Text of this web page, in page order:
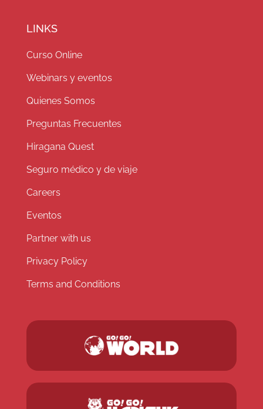
LINKS
Curso Online
Webinars y eventos
Quienes Somos
Preguntas Frecuentes
Hiragana Quest
Seguro médico y de viaje
Careers
Eventos
Partner with us
Privacy Policy
Terms and Conditions